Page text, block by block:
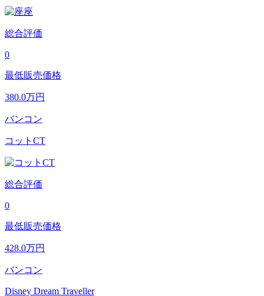
総合評価
0
最低販売価格
380.0万円
バンコン
コットCT
総合評価
0
最低販売価格
428.0万円
バンコン
Disney Dream Traveller